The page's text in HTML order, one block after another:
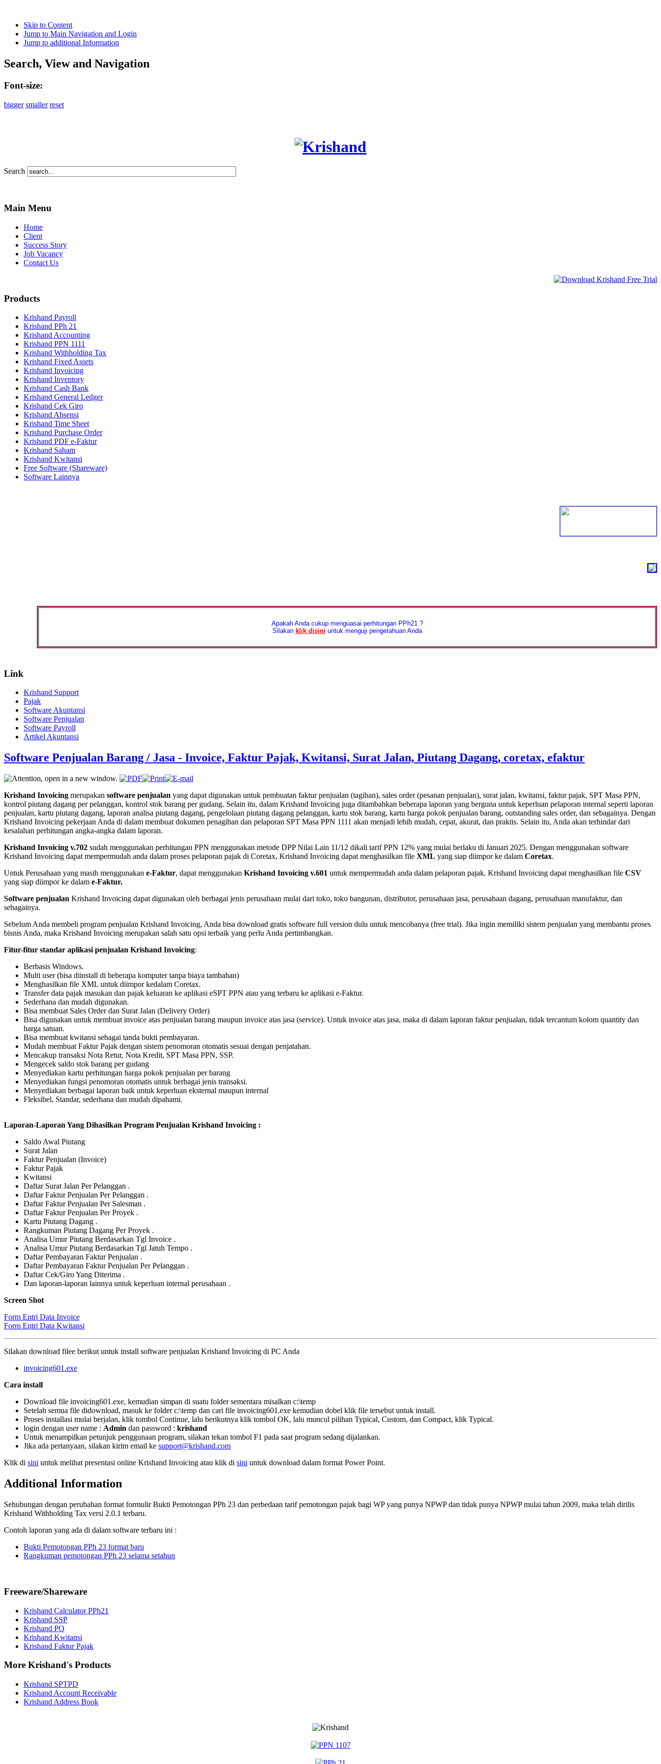
Skip to Content
Jump to Main Navigation and Login
Jump to additional Information
Search, View and Navigation
Font-size:
bigger smaller reset
Search
Main Menu
Home
Client
Success Story
Job Vacancy
Contact Us
Products
Krishand Payroll
Krishand PPh 21
Krishand Accounting
Krishand PPN 1111
Krishand Withholding Tax
Krishand Fixed Assets
Krishand Invoicing
Krishand Inventory
Krishand Cash Bank
Krishand General Ledger
Krishand Cek Giro
Krishand Absensi
Krishand Time Sheet
Krishand Purchase Order
Krishand PDF e-Faktur
Krishand Saham
Krishand Kwitansi
Free Software (Shareware)
Software Lainnya
Apakah Anda cukup menguasai perhitungan PPh21 ?
Silakan klik disini untuk menguji pengetahuan Anda
Link
Krishand Support
Pajak
Software Akuntansi
Software Penjualan
Software Payroll
Artikel Akuntansi
Software Penjualan Barang / Jasa - Invoice, Faktur Pajak, Kwitansi, Surat Jalan, Piutang Dagang, coretax, efaktur
Krishand Invoicing merupakan software penjualan yang dapat digunakan untuk pembuatan faktur penjualan (tagihan), sales order (pesanan penjualan), surat jalan, kwitansi, faktur pajak, SPT Masa PPN,
kontrol piutang dagang per pelanggan, kontrol stok barang per gudang. Selain itu, dalam Krishand Invoicing juga ditambahkan beberapa laporan yang berguna untuk keperluan pelaporan internal seperti laporan
penjualan, kartu piutang dagang, laporan analisa piutang dagang, pengelolaan piutang dagang pelanggan, kartu stok barang, kartu harga pokok penjualan barang, outstanding sales order, dan sebagainya. Dengan
Krishand Invoicing pekerjaan Anda di dalam membuat dokumen penagihan dan pelaporan SPT Masa PPN 1111 akan menjadi lebih mudah, cepat, akurat, dan praktis. Selain itu, Anda akan terhindar dari
kesalahan perhitungan angka-angka dalam laporan.
Krishand Invoicing v.702 sudah menggunakan perhitungan PPN menggunakan metode DPP Nilai Lain 11/12 dikali tarif PPN 12% yang mulai berlaku di Januari 2025. Dengan menggunakan software
Krishand Invoicing dapat mempermudah anda dalam proses pelaporan pajak di Coretax, Krishand Invoicing dapat menghasilkan file XML yang siap diimpor ke dalam Coretax.
Untuk Perusahaan yang masih menggunakan e-Faktur, dapat menggunakan Krishand Invoicing v.601 untuk mempermudah anda dalam pelaporan pajak. Krishand Invoicing dapat menghasilkan file CSV
yang siap diimpor ke dalam e-Faktur.
Software penjualan Krishand Invoicing dapat digunakan oleh berbagai jenis perusahaan mulai dari toko, toko bangunan, distributor, perusahaan jasa, perusahaan dagang, perusahaan manufaktur, dan
sebagainya.
Sebelum Anda membeli program penjualan Krishand Invoicing, Anda bisa download gratis software full version dulu untuk mencobanya (free trial). Jika ingin memiliki sistem penjualan yang membantu proses
bisnis Anda, maka Krishand Invoicing merupakan salah satu opsi terbaik yang perlu Anda pertimbangkan.
Fitur-fitur standar aplikasi penjualan Krishand Invoicing:
Berbasis Windows.
Multi user (bisa diinstall di beberapa komputer tanpa biaya tambahan)
Menghasilkan file XML untuk diimpor kedalam Coretax.
Transfer data pajak masukan dan pajak keluaran ke aplikasi eSPT PPN atau yang terbaru ke aplikasi e-Faktur.
Sederhana dan mudah digunakan.
Bisa membuat Sales Order dan Surat Jalan (Delivery Order)
Bisa digunakan untuk membuat invoice atas penjualan barang maupun invoice atas jasa (service). Untuk invoice atas jasa, maka di dalam laporan faktur penjualan, tidak tercantum kolom quantity dan
harga satuan.
Bisa membuat kwitansi sebagai tanda bukti pembayaran.
Mudah membuat Faktur Pajak dengan sistem penomoran otomatis sesuai dengan penjatahan.
Mencakup transaksi Nota Retur, Nota Kredit, SPT Masa PPN, SSP.
Mengecek saldo stok barang per gudang
Menyediakan kartu perhitungan harga pokok penjualan per barang
Menyediakan fungsi penomoran otomatis untuk berbagai jenis transaksi.
Menyediakan berbagai laporan baik untuk keperluan eksternal maupun internal
Fleksibel, Standar, sederhana dan mudah dipahami.
Laporan-Laporan Yang Dihasilkan Program Penjualan Krishand Invoicing :
Saldo Awal Piutang
Surat Jalan
Faktur Penjualan (Invoice)
Faktur Pajak
Kwitansi
Daftar Surat Jalan Per Pelanggan .
Daftar Faktur Penjualan Per Pelanggan .
Daftar Faktur Penjualan Per Salesman .
Daftar Faktur Penjualan Per Proyek .
Kartu Piutang Dagang .
Rangkuman Piutang Dagang Per Proyek .
Analisa Umur Piutang Berdasarkan Tgl Invoice .
Analisa Umur Piutang Berdasarkan Tgl Jatuh Tempo .
Daftar Pembayaran Faktur Penjualan .
Daftar Pembayaran Faktur Penjualan Per Pelanggan .
Daftar Cek/Giro Yang Diterima .
Dan laporan-laporan lainnya untuk keperluan internal perusahaan .
Screen Shot
Form Entri Data Invoice
Form Entri Data Kwitansi
Silakan download filee berikut untuk install software penjualan Krishand Invoicing di PC Anda
invoicing601.exe
Cara install
Download file invoicing601.exe, kemudian simpan di suatu folder sementara misalkan c:\temp
Setelah semua file didownload, masuk ke folder c:\temp dan cari file invoicing601.exe kemudian dobel klik file tersebut untuk install.
Proses installasi mulai berjalan, klik tombol Continue, lalu berikutnya klik tombol OK, lalu muncul pilihan Typical, Custom, dan Compact, klik Typical.
login dengan user name : Admin dan password : krishand
Untuk menampilkan petunjuk penggunaan program, silakan tekan tombol F1 pada saat program sedang dijalankan.
Jika ada pertanyaan, silakan kirim email ke support@krishand.com
Klik di sini untuk melihat presentasi online Krishand Invoicing atau klik di sini untuk download dalam format Power Point.
Additional Information
Sehubungan dengan perubahan format formulir Bukti Pemotongan PPh 23 dan perbedaan tarif pemotongan pajak bagi WP yang punya NPWP dan tidak punya NPWP mulai tahun 2009, maka telah dirilis
Krishand Withholding Tax versi 2.0.1 terbaru.
Contoh laporan yang ada di dalam software terbaru ini :
Bukti Pemotongan PPh 23 format baru
Rangkuman pemotongan PPh 23 selama setahun
Freeware/Shareware
Krishand Calculator PPh21
Krishand SSP
Krishand PO
Krishand Kwitansi
Krishand Faktur Pajak
More Krishand's Products
Krishand SPTPD
Krishand Account Receivable
Krishand Address Book